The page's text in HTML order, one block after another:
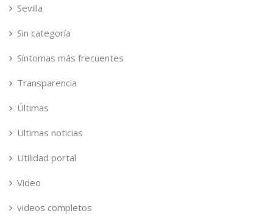
Sevilla
Sin categoría
Síntomas más frecuentes
Transparencia
Últimas
Ultimas noticias
Utilidad portal
Video
videos completos